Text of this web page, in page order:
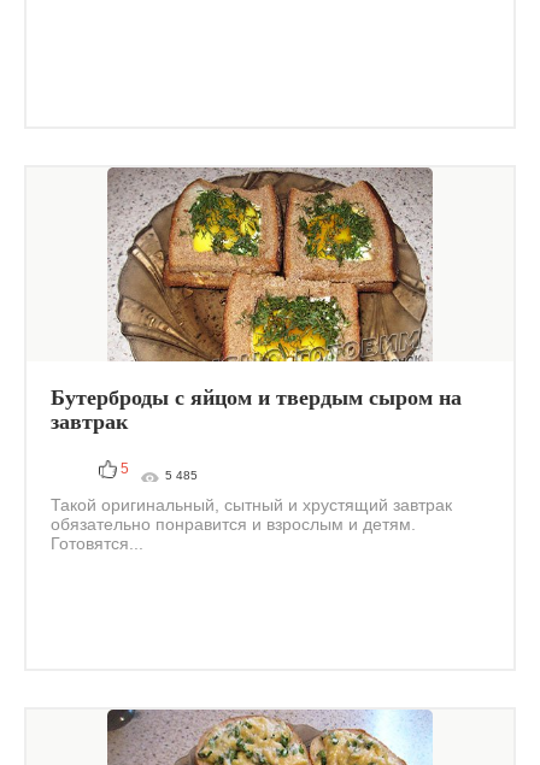
Бутерброды с яйцом и твердым сыром на
завтрак
5 5 485
Такой оригинальный, сытный и хрустящий завтрак
обязательно понравится и взрослым и детям.
Готовятся...